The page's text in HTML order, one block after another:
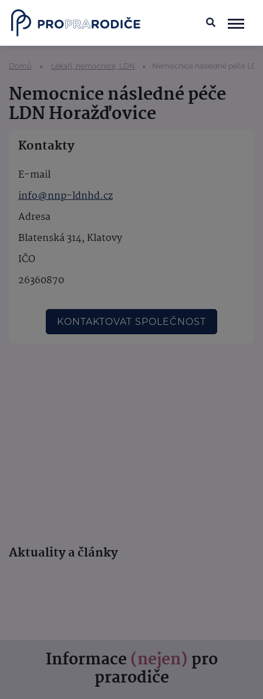
Domů Lékaři, nemocnice, LDN Nemocnice následné péče
Nemocnice následné péče
LDN Horažďovice
Kontakty
E-mail
info@nnp-ldnhd.cz
Adresa
Blatenská 314, Klatovy
IČO
26360870
KONTAKTOVAT SPOLEČNOST
Aktuality a články
Informace (nejen) pro
prarodiče